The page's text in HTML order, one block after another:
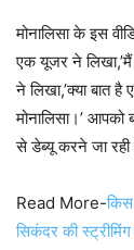
मोनालिसा के इस
एक यूजर ने लिखा,’मैं
ने लिखा,’क्या बात
मोनालिसा।’ आपको
से डेब्यू करने जा रही
Read More-
सिकंदर की